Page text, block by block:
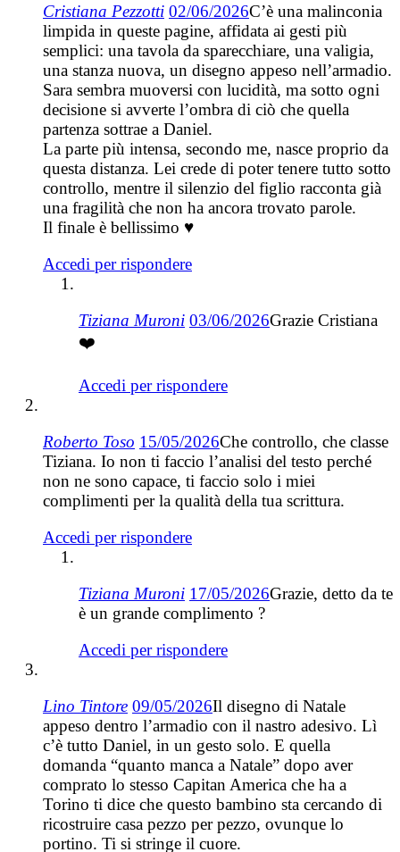
Cristiana Pezzotti 02/06/2026C’è una malinconia
limpida in queste pagine, affidata ai gesti più
semplici: una tavola da sparecchiare, una valigia,
una stanza nuova, un disegno appeso nell’armadio.
Sara sembra muoversi con lucidità, ma sotto ogni
decisione si avverte l’ombra di ciò che quella
partenza sottrae a Daniel.
La parte più intensa, secondo me, nasce proprio da
questa distanza. Lei crede di poter tenere tutto sotto
controllo, mentre il silenzio del figlio racconta già
una fragilità che non ha ancora trovato parole.
Il finale è bellissimo ♥
Accedi per rispondere
Tiziana Muroni 03/06/2026Grazie Cristiana
❤️
Accedi per rispondere
Roberto Toso 15/05/2026Che controllo, che classe
Tiziana. Io non ti faccio l’analisi del testo perché
non ne sono capace, ti faccio solo i miei
complimenti per la qualità della tua scrittura.
Accedi per rispondere
Tiziana Muroni 17/05/2026Grazie, detto da te
è un grande complimento ?
Accedi per rispondere
Lino Tintore 09/05/2026Il disegno di Natale
appeso dentro l’armadio con il nastro adesivo. Lì
c’è tutto Daniel, in un gesto solo. E quella
domanda “quanto manca a Natale” dopo aver
comprato lo stesso Capitan America che ha a
Torino ti dice che questo bambino sta cercando di
ricostruire casa pezzo per pezzo, ovunque lo
portino. Ti si stringe il cuore.